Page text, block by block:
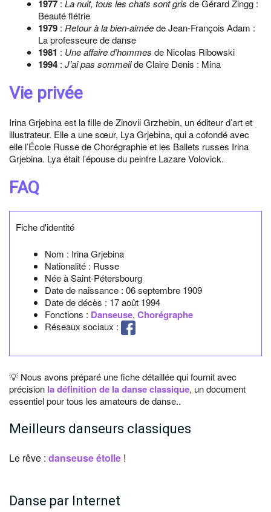
1977 : La nuit, tous les chats sont gris de Gérard Zingg :
Beauté flétrie
1979 : Retour à la bien-aiméede Jean-François Adam :
La professeure de danse
1981 : Une affaire d’hommes de Nicolas Ribowski
1994 : J’ai pas sommeilde Claire Denis : Mina
Vie privée
Irina Grjebina est la fille de Zinovii Grzhebin, un éditeur d’art et
illustrateur. Elle a une sœur, Lya Grjebina, qui a cofondé avec
elle l’École Russe de Chorégraphie et les Ballets russes Irina
Grjebina. Lya était l’épouse du peintre Lazare Volovick.
FAQ
Fiche d'identité
Nom : Irina Grjebina
Nationalité : Russe
Née àSaint-Pétersbourg
Date de naissance : 06 septembre 1909
Date de décès : 17 août 1994
Fonctions : Danseuse, Chorégraphe
Réseaux sociaux :
💡 Nous avons préparé une fiche détaillée qui fournit avec
précision la définition de la danse classique, un document
essentiel pour tous les amateurs de danse..
Meilleurs danseurs classiques
Le rêve : danseuse étoile !
Danse par Internet